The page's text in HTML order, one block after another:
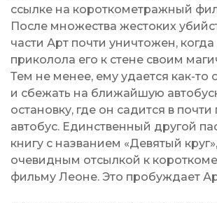
ссылке на короткометражный
После множества жестоких
части Арт почти уничтожен,
приколола его к стене своим
Тем не менее, ему удается как-то
и сбежать на ближайшую
остановку, где он садится в почти
автобус. Единственный другой
книгу с названием «Девятый
очевидным отсылкой к
фильму Леоне. Это пробуждает